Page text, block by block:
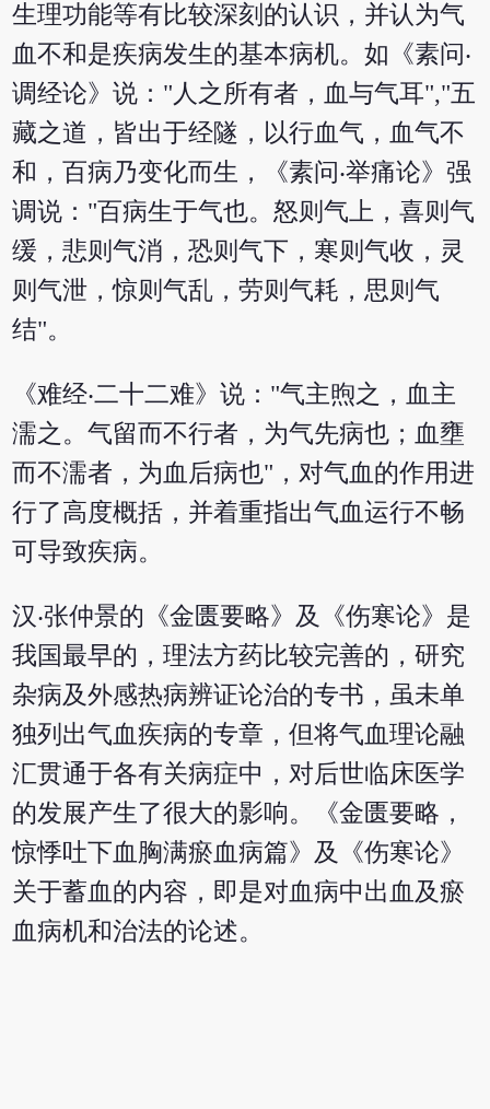
生理功能等有比较深刻的认识，并认为气
血不和是疾病发生的基本病机。如《素问‧
调经论》说："人之所有者，血与气耳","五
藏之道，皆出于经隧，以行血气，血气不
和，百病乃变化而生，《素问‧举痛论》强
调说："百病生于气也。怒则气上，喜则气
缓，悲则气消，恐则气下，寒则气收，灵
则气泄，惊则气乱，劳则气耗，思则气
结"。
《难经‧二十二难》说："气主煦之，血主
濡之。气留而不行者，为气先病也；血壅
而不濡者，为血后病也"，对气血的作用进
行了高度概括，并着重指出气血运行不畅
可导致疾病。
汉‧张仲景的《金匮要略》及《伤寒论》是
我国最早的，理法方药比较完善的，研究
杂病及外感热病辨证论治的专书，虽未单
独列出气血疾病的专章，但将气血理论融
汇贯通于各有关病症中，对后世临床医学
的发展产生了很大的影响。《金匮要略，
惊悸吐下血胸满瘀血病篇》及《伤寒论》
关于蓄血的内容，即是对血病中出血及瘀
血病机和治法的论述。